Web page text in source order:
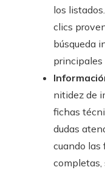
los
clics
búsqueda
principales
nitidez de
fichas
dudas
cuando las
completas,